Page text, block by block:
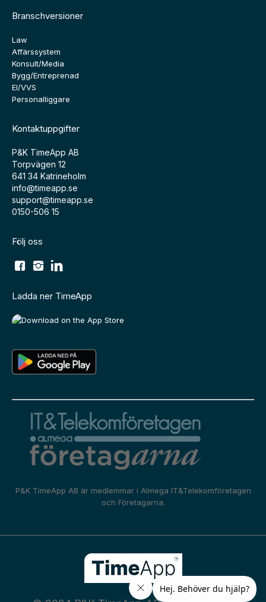
Branschversioner
Law
Affärssystem
Konsult/Media
Bygg/Entreprenad
El/VVS
Personalliggare
Kontaktuppgifter
P&K TimeApp AB
Torpvägen 12
641 34 Katrineholm
info@timeapp.se
support@timeapp.se
0150-506 15
Följ oss
Ladda ner TimeApp
P&K TimeApp AB är medlemmar i Almega IT&Telekomföretagen
och Företagarna.